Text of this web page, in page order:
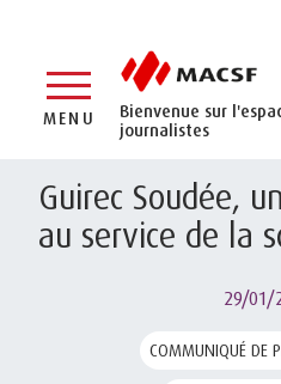
Bienvenue sur
journalistes
MENU
Guirec Soudée,
au service de la
29/01/
COMMUNIQUÉ DE